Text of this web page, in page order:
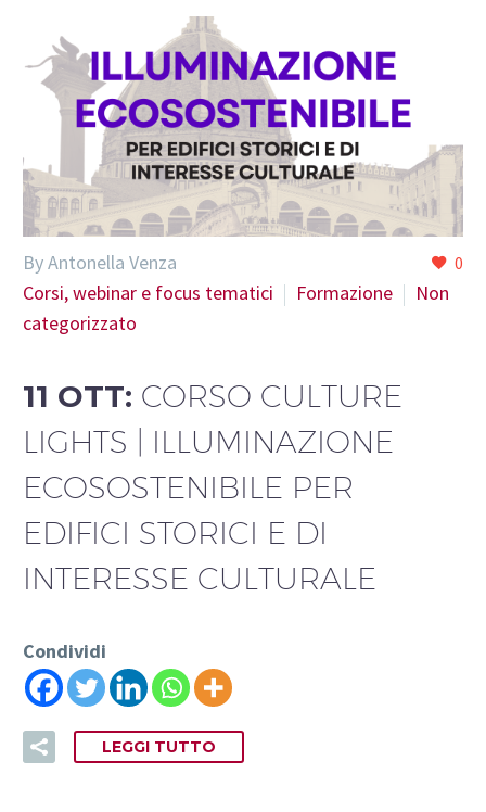
0
By Antonella Venza
Corsi, webinar e focus tematici
Formazione
Non
categorizzato
11 OTT: CORSO CULTURE
LIGHTS | ILLUMINAZIONE
ECOSOSTENIBILE PER
EDIFICI STORICI E DI
INTERESSE CULTURALE
Condividi
LEGGI TUTTO